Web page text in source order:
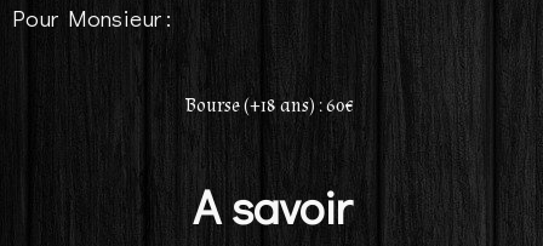
Pour Monsieur :
Bourse (+18 ans) : 60€
A savoir